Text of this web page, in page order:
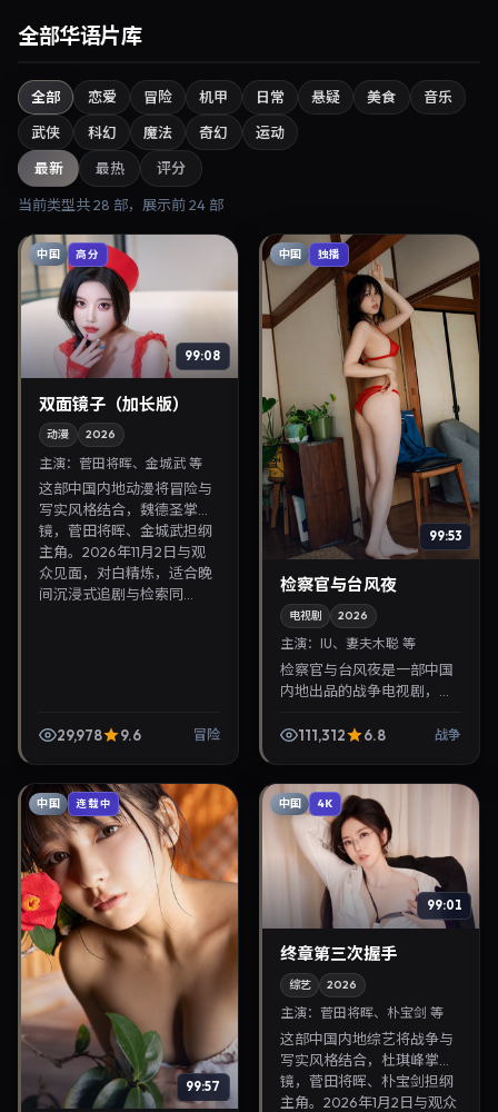
全部华语片库
全部 恋爱 冒险 机甲 日常 悬疑 美食
音乐
武侠
科幻 魔法 奇幻 运动
最新 最热 评分
当前类型共28 部，展示前24 部
中国 高分
99:08
双面镜子（加长版）
动漫 2026
主演： 菅田将晖、金城武 等
这部中国内地动漫将冒险与
写实风格结合，魏德圣掌
镜，菅田将晖、金城武担纲
主角。2026年11月2日与观
众见面，对白精炼，适合晚
间沉浸式追剧与检索同...
29,978 9.6 冒险
中国 独播
99:53
检察官与台风夜
电视剧 2026
主演： IU、妻夫木聪 等
检察官与台风夜是一部中国
内地出品的战争电视剧，陈
主演，2026年11月28日院线
111,312 6.8 战争
中国 连载中
99:57
中国 4K
99:01
终章第三次握手
综艺 2026
主演：菅田将晖、朴宝剑 等
这部中国内地综艺将战争与
写实风格结合，杜琪峰掌
镜，菅田将晖、朴宝剑担纲
主角。2026年1月2日与观众